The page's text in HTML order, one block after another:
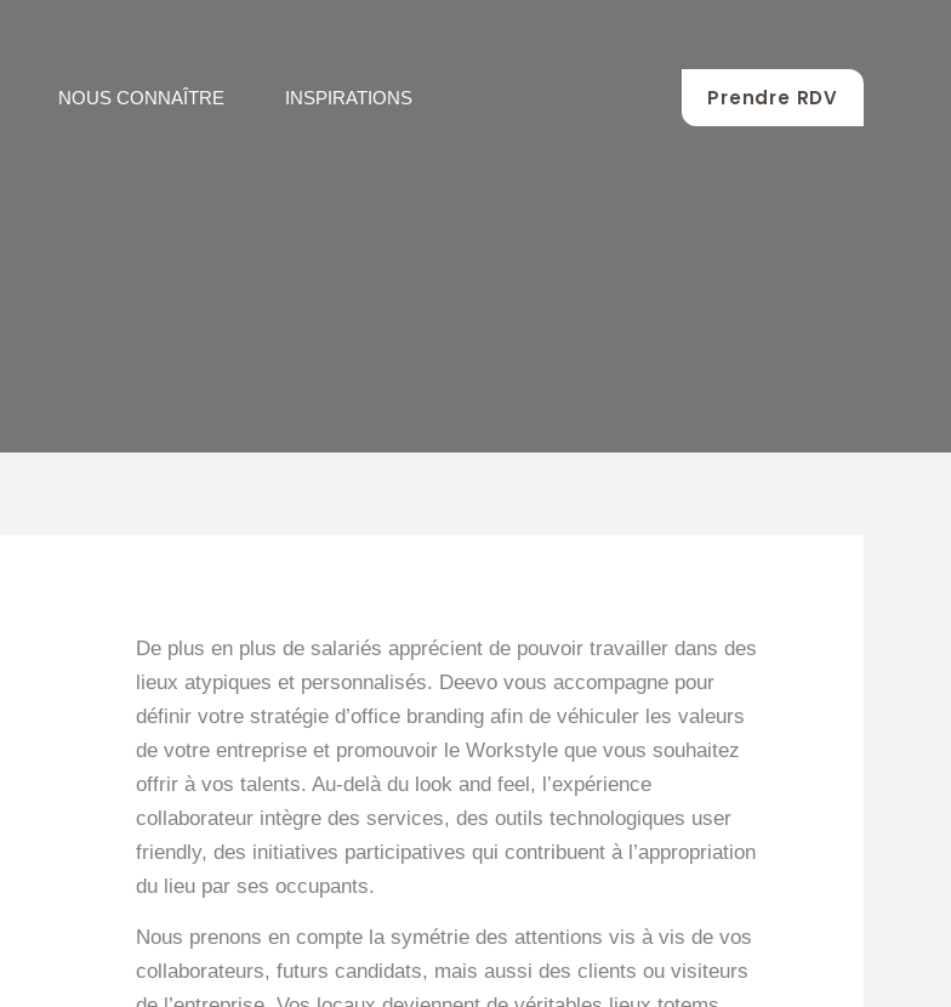
NOUS CONNAÎTRE INSPIRATIONS Prendre RDV
De plus en plus de salariés apprécient de pouvoir travailler dans des
lieux atypiques et personnalisés. Deevo vous accompagne pour
définir votre stratégie d’office branding afin de véhiculer les valeurs
de votre entreprise et promouvoir le Workstyle que vous souhaitez
offrir à vos talents. Au-delà du look and feel, l’expérience
collaborateur intègre des services, des outils technologiques user
friendly, des initiatives participatives qui contribuent à l’appropriation
du lieu par ses occupants.
Nous prenons en compte la symétrie des attentions vis à vis de vos
collaborateurs, futurs candidats, mais aussi des clients ou visiteurs